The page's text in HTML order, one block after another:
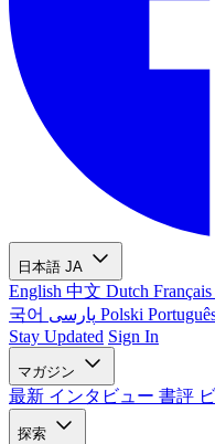
日本語 JA
English 中文 Dutch Français
국어
Polski
Stay Updated Sign In
マガジン
最新 インタビュー 書評
探索